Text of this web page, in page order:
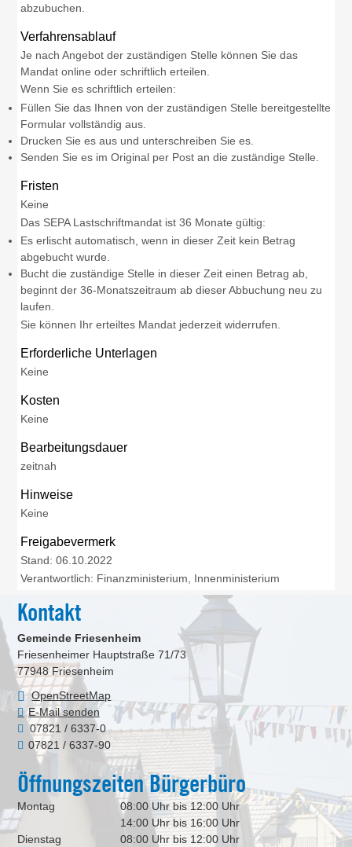
abzubuchen.
Verfahrensablauf
Je nach Angebot der zuständigen Stelle können Sie das
Mandat online oder schriftlich erteilen.
Wenn Sie es schriftlich erteilen:
Füllen Sie das Ihnen von der zuständigen Stelle bereitgestellte
Formular vollständig aus.
Drucken Sie es aus und unterschreiben Sie es.
Senden Sie es im Original per Post an die zuständige Stelle.
Fristen
Keine
Das SEPA Lastschriftmandat ist 36 Monate gültig:
Es erlischt automatisch, wenn in dieser Zeit kein Betrag
abgebucht wurde.
Bucht die zuständige Stelle in dieser Zeit einen Betrag ab,
beginnt der 36-Monatszeitraum ab dieser Abbuchung neu zu
laufen.
Sie können Ihr erteiltes Mandat jederzeit widerrufen.
Erforderliche Unterlagen
Keine
Kosten
Keine
Bearbeitungsdauer
zeitnah
Hinweise
Keine
Freigabevermerk
Stand: 06.10.2022
Verantwortlich: Finanzministerium, Innenministerium
Kontakt
Gemeinde Friesenheim
Friesenheimer Hauptstraße 71/73
77948 Friesenheim
OpenStreetMap
E-Mail senden
07821 / 6337-0
07821 / 6337-90
Öffnungszeiten Bürgerbüro
Montag
08:00 Uhr bis 12:00 Uhr
14:00 Uhr bis 16:00 Uhr
Dienstag
08:00 Uhr bis 12:00 Uhr